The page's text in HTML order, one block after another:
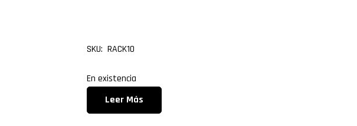
SKU: RACK10
En existencia
Leer Más